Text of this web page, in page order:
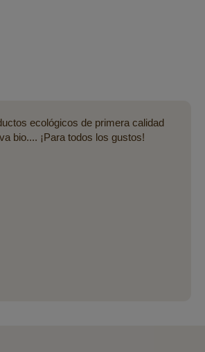
ecológicos de primera calidad
bio.... ¡Para todos los gustos!